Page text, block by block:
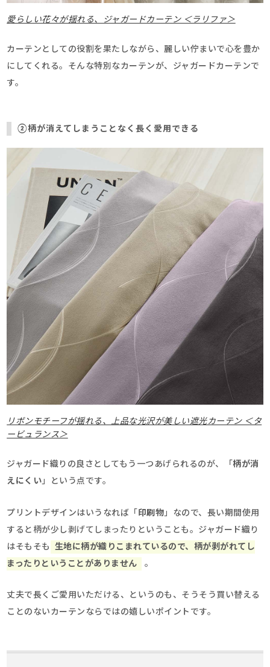
愛らしい花々が揺れる、ジャガードカーテン ＜ラリファ＞
カーテンとしての役割を果たしながら、麗しい佇まいで心を豊か
にしてくれる。そんな特別なカーテンが、ジャガードカーテンで
す。
②柄が消えてしまうことなく長く愛用できる
リボンモチーフが揺れる、上品な光沢が美しい遮光カーテン ＜タ
ービュランス＞
ジャガード織りの良さとしてもう一つあげられるのが、「柄が消
えにくい」という点です。
プリントデザインはいうなれば「 印刷物」なので、長い期間使用
すると柄が少し剥げてしまったりということも。ジャガード織り
はそもそも
生地に柄が織りこまれているので、柄が剥がれてし
まったりということがありません
。
丈夫で長くご愛用いただける、というのも、そうそう買い替える
ことのないカーテンならではの嬉しいポイントです。